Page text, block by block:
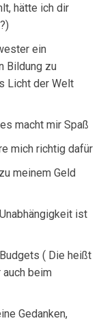
hätte ich dir
ein
Bildung zu
Licht der Welt
macht mir Spaß
mich richtig dafür
meinem Geld
ist
( Die heißt
beim
Gedanken,